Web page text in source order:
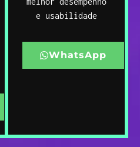
e usabilidade
WhatsApp